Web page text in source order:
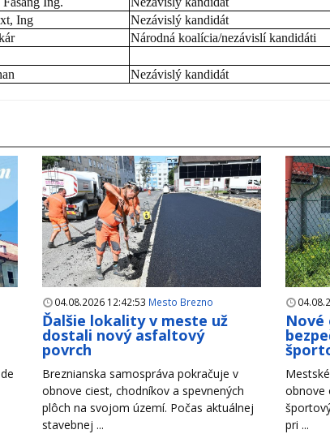
Ing Nezávislý kandidát
Národná koalícia/nezávislí kandidáti
Nezávislý kandidát
04.08.2026 12:42:53 Mesto Brezno
Ďalšie lokality v meste už
dostali nový asfaltový
povrch
Breznianska samospráva pokračuje v
obnove ciest, chodníkov a spevnených
plôch na svojom území. Počas aktuálnej
stavebnej ...
Nové
obnove
pri ...